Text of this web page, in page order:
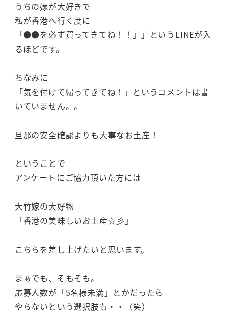
うちの嫁が大好きで
私が香港へ行く度に
「●●を必ず買ってきてね！！」」というLINEが入
るほどです。
ちなみに
「気を付けて帰ってきてね！」というコメントは書
いていません。。
旦那の安全確認よりも大事なお土産！
ということで
アンケートにご協力頂いた方には
大竹嫁の大好物
「香港の美味しいお土産☆彡」
こちらを差し上げたいと思います。
まぁでも、そもそも。
応募人数が「5名様未満」とかだったら
やらないという選択肢も・・（笑）